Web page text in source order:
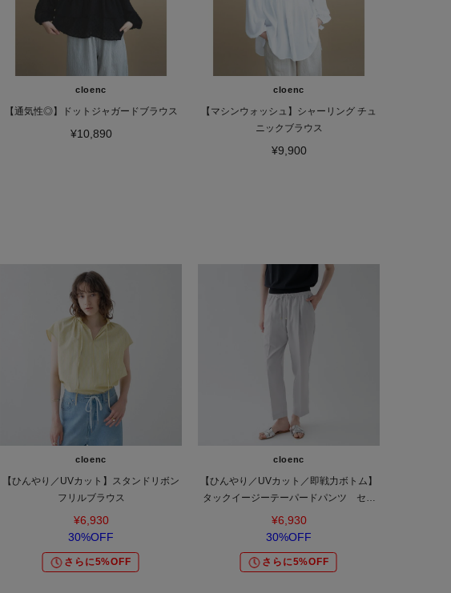
cloenc
【通気性◎】ドットジャガードブラウス
¥10,890
cloenc
【マシンウォッシュ】シャーリング チュ
ニックブラウス
¥9,900
cloenc
【ひんやり／UVカット】スタンドリボン
フリルブラウス
¥6,930
30%OFF
さらに5%OFF
cloenc
【ひんやり／UVカット／即戦力ボトム】
タックイージーテーパードパンツ セッ
トアップ対応
¥6,930
30%OFF
さらに5%OFF